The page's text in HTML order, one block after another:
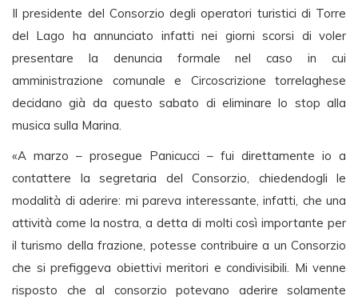
Il presidente del Consorzio degli operatori turistici di Torre
del Lago ha annunciato infatti nei giorni scorsi di voler
presentare la denuncia formale nel caso in cui
amministrazione comunale e Circoscrizione torrelaghese
decidano già da questo sabato di eliminare lo stop alla
musica sulla Marina.
«A marzo – prosegue Panicucci – fui direttamente io a
contattere la segretaria del Consorzio, chiedendogli le
modalità di aderire: mi pareva interessante, infatti, che una
attività come la nostra, a detta di molti così importante per
il turismo della frazione, potesse contribuire a un Consorzio
che si prefiggeva obiettivi meritori e condivisibili. Mi venne
risposto che al consorzio potevano aderire solamente